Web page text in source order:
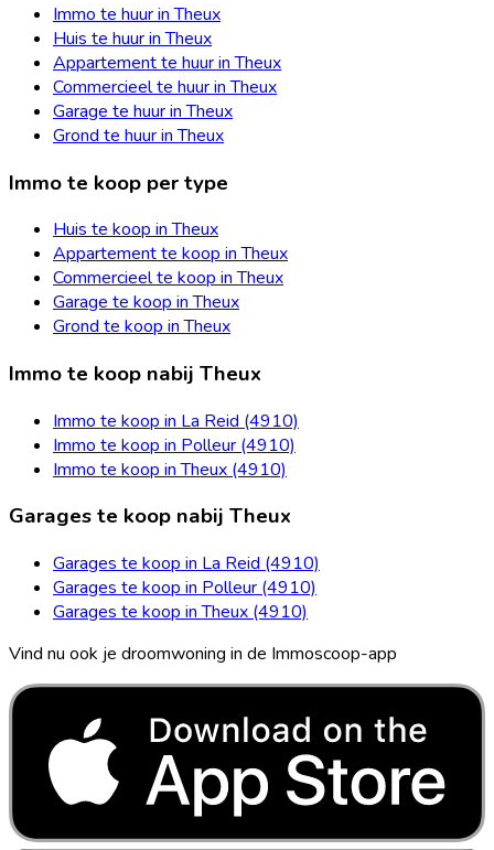
Immo te huur in Theux
Huis te huur in Theux
Appartement te huur in Theux
Commercieel te huur in Theux
Garage te huur in Theux
Grond te huur in Theux
Immo te koop per type
Huis te koop in Theux
Appartement te koop in Theux
Commercieel te koop in Theux
Garage te koop in Theux
Grond te koop in Theux
Immo te koop nabij Theux
Immo te koop in La Reid (4910)
Immo te koop in Polleur (4910)
Immo te koop in Theux (4910)
Garages te koop nabij Theux
Garages te koop in La Reid (4910)
Garages te koop in Polleur (4910)
Garages te koop in Theux (4910)
Vind nu ook je droomwoning in de Immoscoop-app